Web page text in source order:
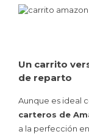
Un carrito
de reparto
Aunque es ideal
carteros de
a la perfección